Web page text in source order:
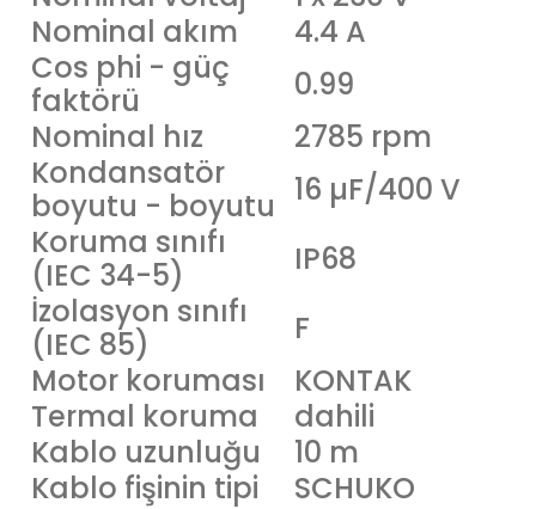
Nominal akım
4.4 A
Cos phi - güç
faktörü
0.99
Nominal hız
2785 rpm
Kondansatör
boyutu - boyutu 16 µF/400 V
Koruma sınıfı
(IEC 34-5)
IP68
İzolasyon sınıfı
(IEC 85)
F
Motor koruması
KONTAK
Termal koruma
dahili
Kablo uzunluğu
10 m
Kablo fişinin tipi
SCHUKO